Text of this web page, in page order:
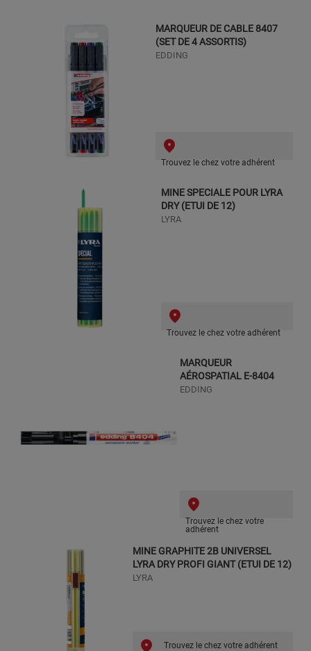
MARQUEUR DE CABLE 8407
(SET DE 4 ASSORTIS)
EDDING
Trouvez le chez votre adhérent
MINE SPECIALE POUR LYRA
DRY (ETUI DE 12)
LYRA
Trouvez le chez votre adhérent
MARQUEUR
AÉROSPATIAL E-8404
EDDING
Trouvez le chez votre
adhérent
MINE GRAPHITE 2B UNIVERSEL
LYRA DRY PROFI GIANT (ETUI DE 12)
LYRA
Trouvez le chez votre adhérent